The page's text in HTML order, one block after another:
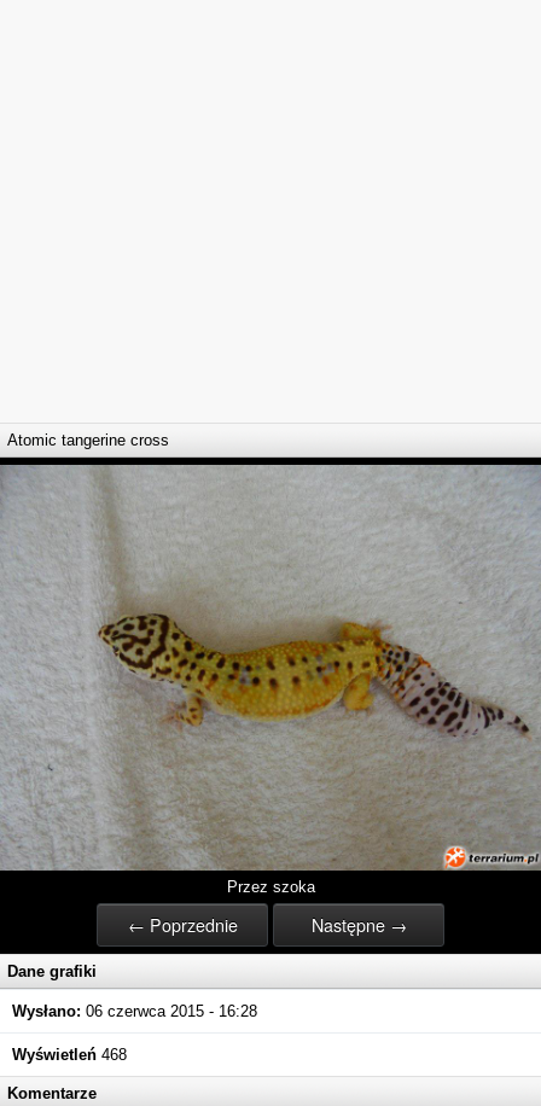
Atomic tangerine cross
Przez szoka
← Poprzednie Następne →
Dane grafiki
Wysłano: 06 czerwca 2015 - 16:28
Wyświetleń 468
Komentarze